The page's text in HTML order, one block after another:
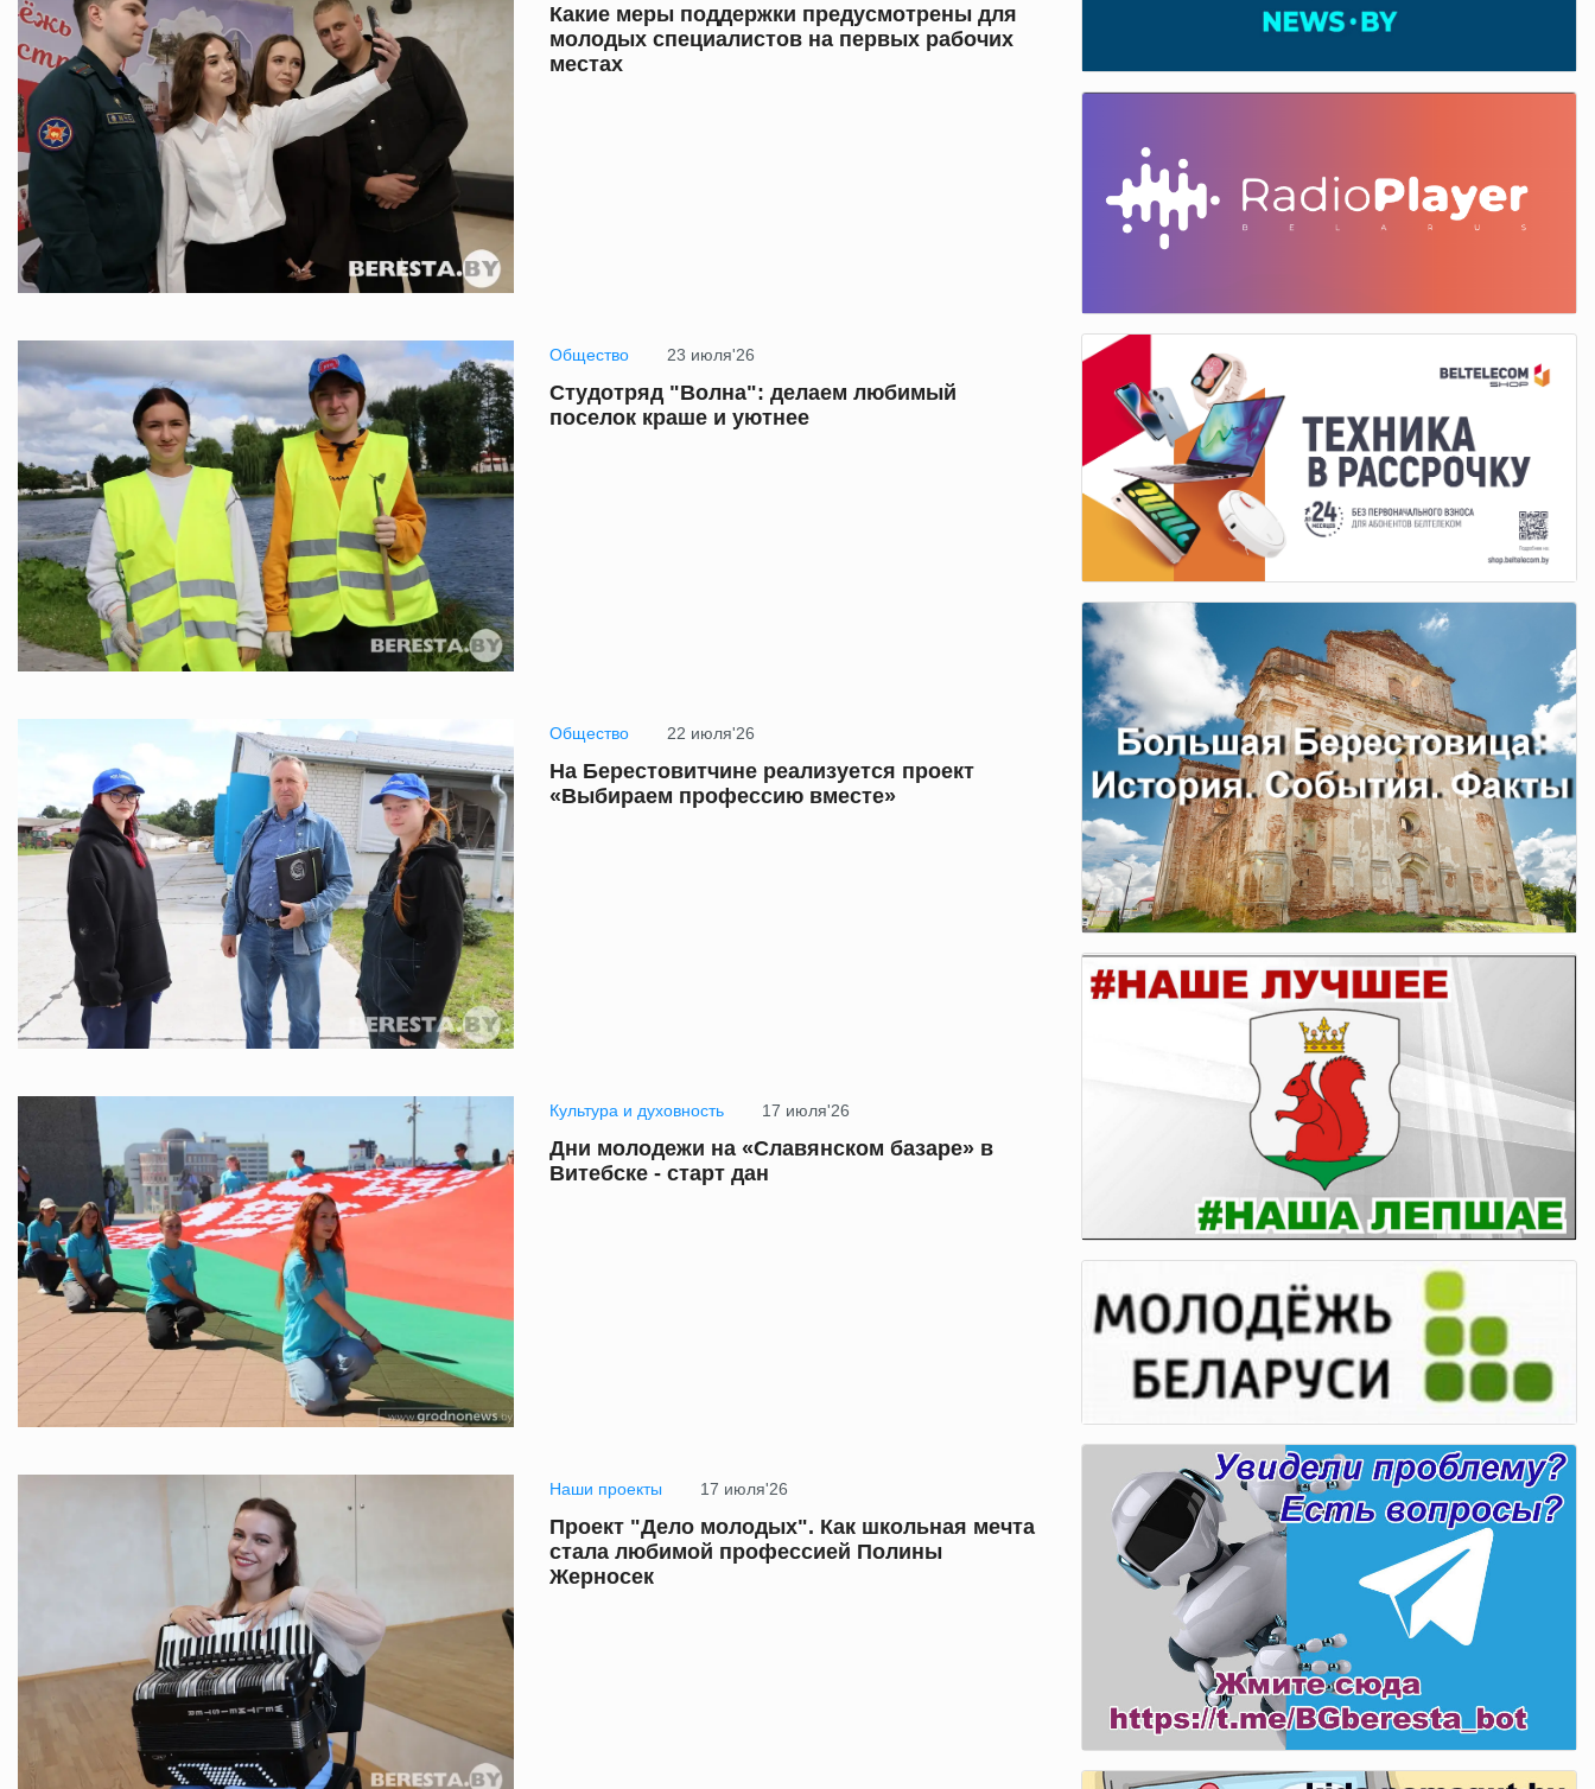
Какие меры поддержки предусмотрены для
молодых специалистов на первых рабочих
местах
Общество 23 июля'26
Студотряд "Волна": делаем любимый
поселок краше и уютнее
Общество 22 июля'26
На Берестовитчине реализуется проект
«Выбираем профессию вместе»
Культура и духовность 17 июля'26
Дни молодежи на «Славянском базаре» в
Витебске - старт дан
Наши проекты 17 июля'26
Проект "Дело молодых". Как школьная мечта
стала любимой профессией Полины
Жерносек